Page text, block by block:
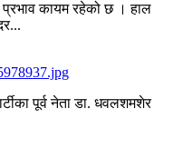
कायम रहेको छ । हाल
पूर्व नेता डा. धवलशमशेर